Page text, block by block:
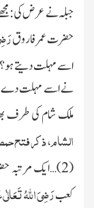
جبلہ نے عرض کی :
حضرت عمر فاروق
اسے مہلت دیتے ہو؟
نے اسے مہلت دے
ملک شام کی طرف
الشام، ذکر فتح
(
2)…ایک مرتبہ
کعبرَضِیَ اللہُ